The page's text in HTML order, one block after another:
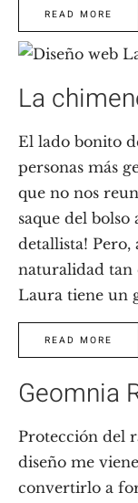
READ MORE
La
El lado bonito
personas más
que no nos
saque del bolso
detallista! Pero,
naturalidad tan
Laura tiene un
READ MORE
Geomnia
Protección del
diseño me
convertirlo a